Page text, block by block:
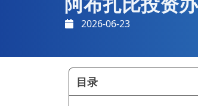
2026-06-23
目录